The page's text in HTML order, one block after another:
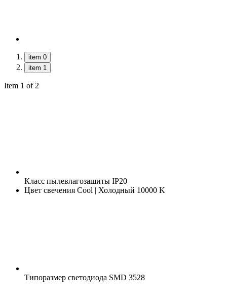
item 0
item 1
Item 1 of 2
Класс пылевлагозащиты IP20
Цвет свечения Cool | Холодный 10000 K
Типоразмер светодиода SMD 3528